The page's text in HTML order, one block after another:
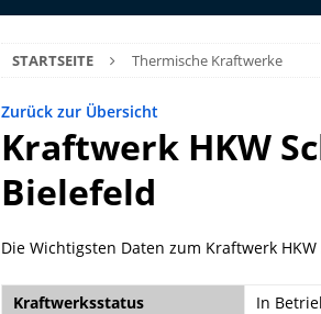
STARTSEITE Thermische Kraftwerke
Zurück zur Übersicht
Kraftwerk HKW
Bielefeld
Die Wichtigsten Daten zum Kraftwerk
Kraftwerksstatus
In